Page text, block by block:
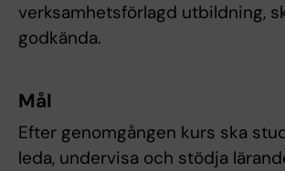
verksamhetsförlagd utbildning,
godkända.
Mål
Efter genomgången kurs ska
leda, undervisa och stödja